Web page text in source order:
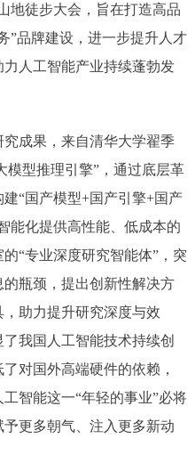
地徒步大会，旨在打造高品
”品牌建设，进一步提升人才
人工智能产业持续蓬勃发
成果，来自清华大学翟季
型推理引擎”，通过底层革
“国产模型+国产引擎+国产
能化提供高性能、低成本的
“专业深度研究智能体”，突
瓶颈，提出创新性解决方
助力提升研究深度与效
我国人工智能技术持续创
对国外高端硬件的依赖，
智能这一“年轻的事业”必将
更多朝气、注入更多新动